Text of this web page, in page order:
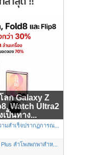
ลก Galaxy Z
Watch Ultra2
เป็นทาง...
มสำเร็จปรากฏการณ...
ลำโพงพกพาสำห...